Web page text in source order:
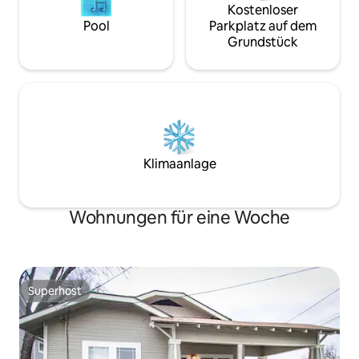
Pool
Kostenloser
Parkplatz auf dem
Grundstück
Klimaanlage
Wohnungen für eine Woche
Superhost
Superhost